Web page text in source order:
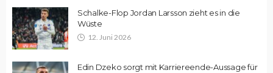
Schalke-Flop Jordan Larsson zieht es in die
Wüste
12. Juni 2026
Edin Dzeko sorgt mit Karriereende-Aussage für